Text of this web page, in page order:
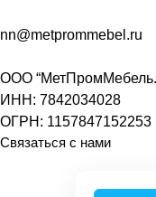
nn@metprommebel.ru
ООО
ИНН: 7842034028
ОГРН: 1157847152253
Связаться с нами